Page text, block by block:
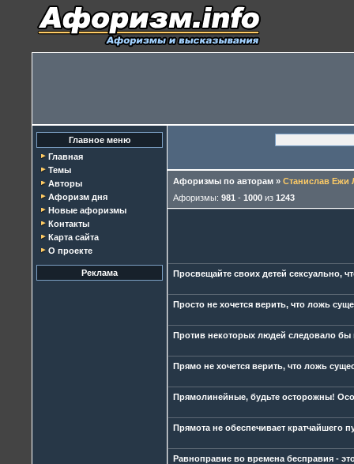
Главное меню
Главная
Темы
Авторы
Афоризм дня
Новые афоризмы
Контакты
Карта сайта
О проекте
Реклама
Афоризмы по авторам » Станислав Ежи
Афоризмы: 981 - 1000 из 1243
Просвещайте своих детей сексуально,
Просто не хочется верить, что ложь
Против некоторых людей следовало
Прямо не хочется верить, что ложь
Прямолинейные, будьте осторожны!
Прямота не обеспечивает кратчайшего
Равноправие во времена бесправия -